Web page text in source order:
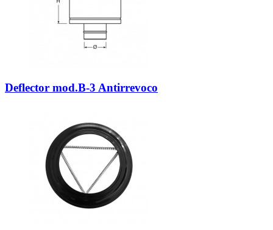
Deflector mod.B-3 Antirrevoco